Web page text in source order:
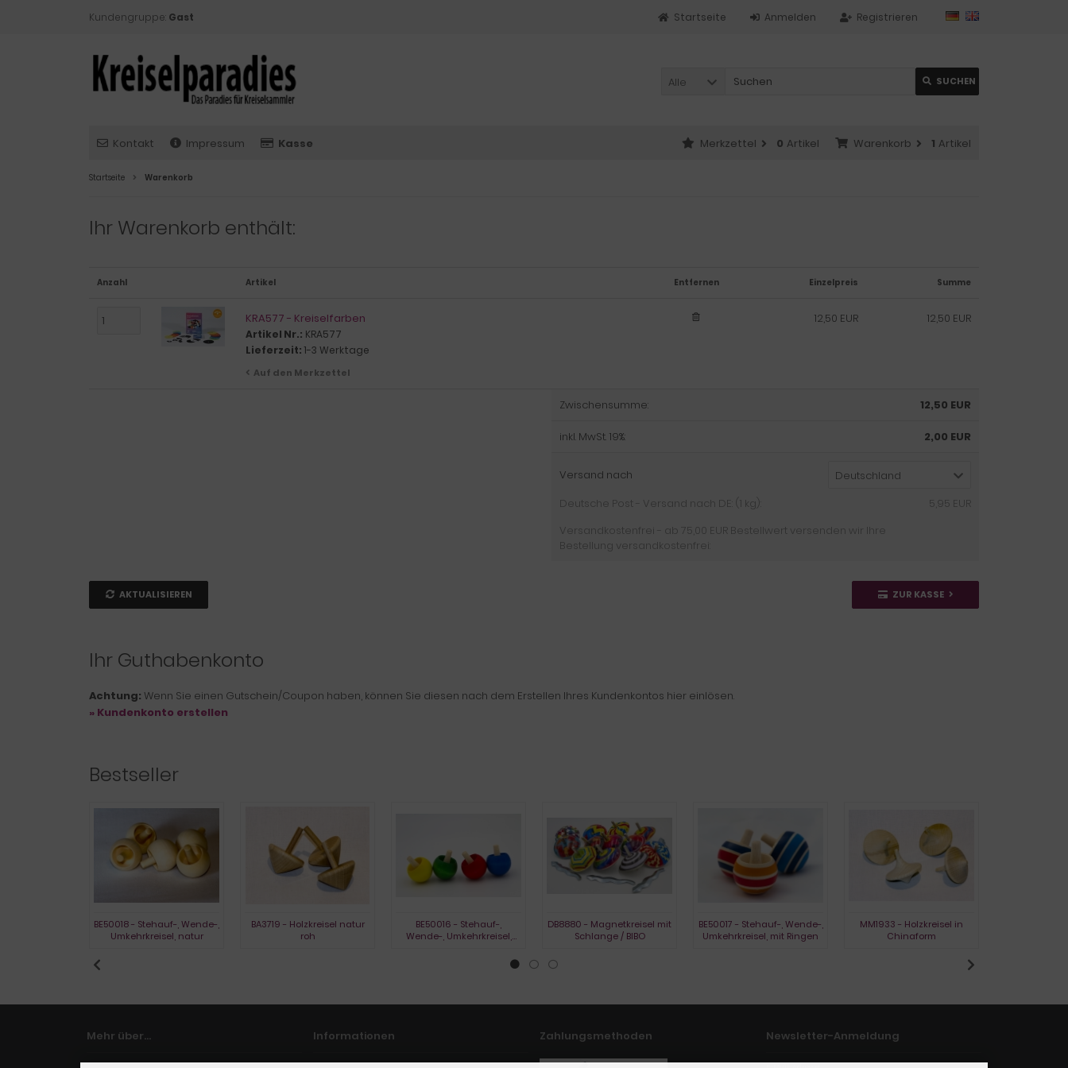
Kundengruppe: Gast Registrieren
Anmelden
Startseite
Alle SUCHEN
Kontakt Impressum Kasse Warenkorb 1 Artikel
Merkzettel 0 Artikel
Startseite Warenkorb
Ihr Warenkorb enthält:
Anzahl Artikel Summe
Einzelpreis
Entfernen
KRA577 - Kreiselfarben
Artikel Nr.: KRA577
Lieferzeit: 1-3 Werktage
Auf den Merkzettel
12,50 EUR
12,50 EUR
Zwischensumme: 12,50 EUR
inkl. MwSt. 19%: 2,00 EUR
Versand nach
Deutschland
Deutsche Post - Versand nach DE: (1 kg):
5,95 EUR
Versandkostenfrei - ab 75,00 EUR Bestellwert versenden wir Ihre
Bestellung versandkostenfrei:
AKTUALISIEREN ZUR KASSE
Ihr Guthabenkonto
Achtung: Wenn Sie einen Gutschein/Coupon haben, können Sie diesen nach dem Erstellen Ihres Kundenkontos hier einlösen.
» Kundenkonto erstellen
Bestseller
BE50018 - Stehauf-, Wende-,
Umkehrkreisel, natur
BA3719 - Holzkreisel natur
roh
BE50016 - Stehauf-,
Wende-, Umkehrkreisel,
DB8880 - Magnetkreisel mit
Schlange / BIBO
BE50017 - Stehauf-, Wende-,
Umkehrkreisel, mit Ringen
MM1933 - Holzkreisel in
Chinaform
Mehr über... Informationen Zahlungsmethoden Newsletter-Anmeldung